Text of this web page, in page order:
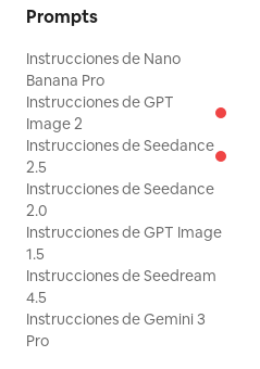
Prompts
Instrucciones de Nano
Banana Pro
Instrucciones de GPT
Image 2
Instrucciones de Seedance
2.5
Instrucciones de Seedance
2.0
Instrucciones de GPT Image
1.5
Instrucciones de Seedream
4.5
Instrucciones de Gemini 3
Pro